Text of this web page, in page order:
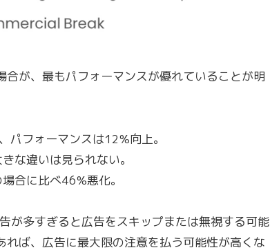
が、最もパフォーマンスが優れていることが明
パフォーマンスは12%向上。
な違いは見られない。
合に比べ46%悪化。
が多すぎると広告をスキップまたは無視する可能
ば、広告に最大限の注意を払う可能性が高くな